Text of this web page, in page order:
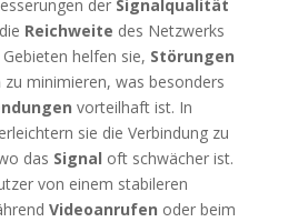
der Signalqualität
Reichweite des Netzwerks
helfen sie, Störungen
zu minimieren, was besonders
vorteilhaft ist. In
sie die Verbindung zu
das Signal oft schwächer ist.
von einem stabileren
Videoanrufen oder beim